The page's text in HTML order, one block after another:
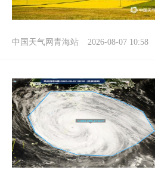
中国天气网青海站 2026-08-07 10:58